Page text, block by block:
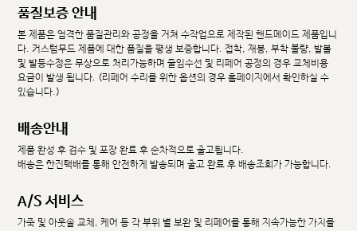
품질보증 안내
본 제품은 엄격한 품질관리와 공정을 거쳐 수작업으로 제작된 핸드메이드 제품입니
다. 커스텀무드 제품에 대한 품질을 평생 보증합니다. 접착, 재봉, 부착 불량, 발볼
및 발등수정은 무상으로 처리가능하며 줄임수선 및 리페어 공정의 경우 교체비용
요금이 발생 됩니다. (리페어 수리를 위한 옵션의 경우 홈페이지에서 확인하실 수
있습니다.)
배송안내
제품 완성 후 검수 및 포장 완료 후 순차적으로 출고됩니다.
배송은 한진택배를 통해 안전하게 발송되며 출고 완료 후 배송조회가 가능합니다.
A/S 서비스
가죽 및 아웃솔 교체, 케어 등 각 부위 별 보완 및 리페어를 통해 지속가능한 가치를